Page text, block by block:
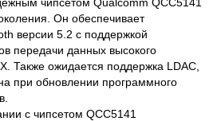
Он обеспечивает
версии 5.2 с поддержкой
передачи данных высокого
Также ожидается поддержка LDAC,
при обновлении программного
с чипсетом QCC5141